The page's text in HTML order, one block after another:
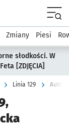
Komunikacja
Zmiany Piesi
słodkości. W
[ZDJĘCIA]
Linia 129